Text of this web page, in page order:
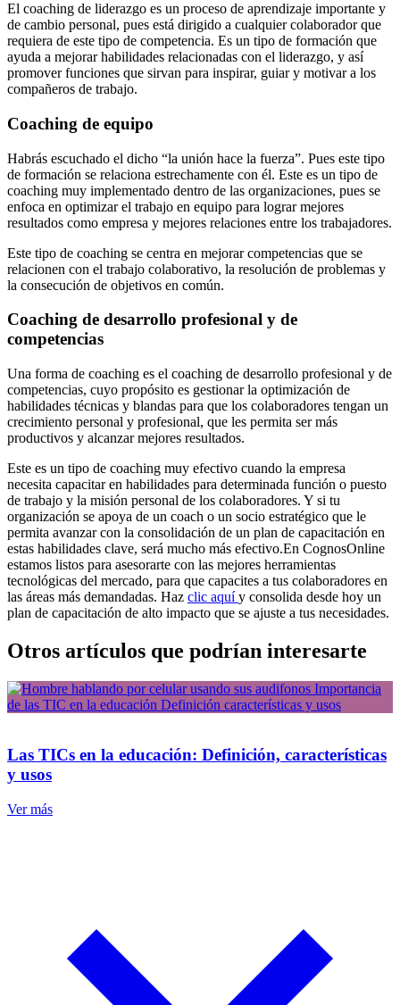
El coaching de liderazgo es un proceso de aprendizaje importante y
de cambio personal, pues está dirigido a cualquier colaborador que
requiera de este tipo de competencia. Es un tipo de formación que
ayuda a mejorar habilidades relacionadas con el liderazgo, y así
promover funciones que sirvan para inspirar, guiar y motivar a los
compañeros de trabajo.
Coaching de equipo
Habrás escuchado el dicho “la unión hace la fuerza”. Pues este tipo
de formación se relaciona estrechamente con él. Este es un tipo de
coaching muy implementado dentro de las organizaciones, pues se
enfoca en optimizar el trabajo en equipo para lograr mejores
resultados como empresa y mejores relaciones entre los trabajadores.
Este tipo de coaching se centra en mejorar competencias que se
relacionen con el trabajo colaborativo, la resolución de problemas y
la consecución de objetivos en común.
Coaching de desarrollo profesional y de
competencias
Una forma de coaching es el coaching de desarrollo profesional y de
competencias, cuyo propósito es gestionar la optimización de
habilidades técnicas y blandas para que los colaboradores tengan un
crecimiento personal y profesional, que les permita ser más
productivos y alcanzar mejores resultados.
Este es un tipo de coaching muy efectivo cuando la empresa
necesita capacitar en habilidades para determinada función o puesto
de trabajo y la misión personal de los colaboradores. Y si tu
organización se apoya de un coach o un socio estratégico que le
permita avanzar con la consolidación de un plan de capacitación en
estas habilidades clave, será mucho más efectivo.En CognosOnline
estamos listos para asesorarte con las mejores herramientas
tecnológicas del mercado, para que capacites a tus colaboradores en
las áreas más demandadas. Haz clic aquíy consolida desde hoy un
plan de capacitación de alto impacto que se ajuste a tus necesidades.
Otros artículos que podrían interesarte
Las TICs en la educación: Definición, características
y usos
Ver más